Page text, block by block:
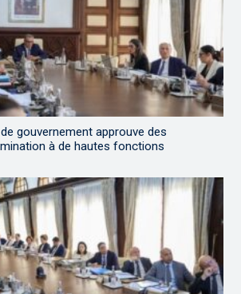
gouvernement approuve des
à de hautes fonctions